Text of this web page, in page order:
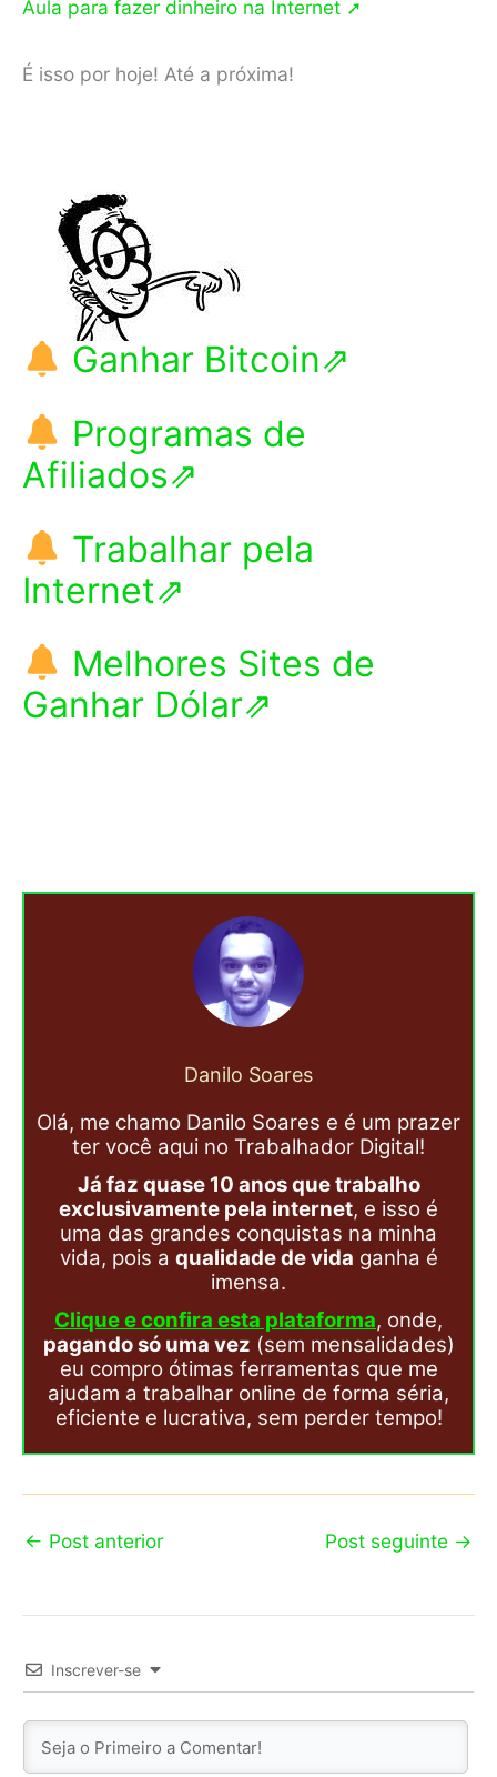
Aula para fazer dinheiro na Internet ➚
É isso por hoje! Até a próxima!
Ganhar Bitcoin⇗
Programas de
Afiliados⇗
Trabalhar pela
Internet⇗
Melhores Sites de
Ganhar Dólar⇗
Danilo Soares
Olá, me chamo Danilo Soares e é um prazer
ter você aqui no Trabalhador Digital!
Já faz quase 10 anos que trabalho
exclusivamente pela internet, e isso é
uma das grandes conquistas na minha
vida, pois a qualidade de vida ganha é
imensa.
Clique e confira esta plataforma, onde,
pagando só uma vez (sem mensalidades)
eu compro ótimas ferramentas que me
ajudam a trabalhar online de forma séria,
eficiente e lucrativa, sem perder tempo!
← Post anterior Post seguinte →
Inscrever-se